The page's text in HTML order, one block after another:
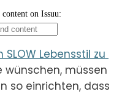
Lebensstil zu
wünschen, müssen
so einrichten, dass